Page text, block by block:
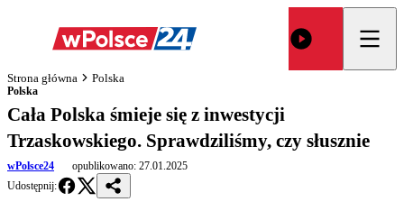
Strona główna Polska
Polska
Cała Polska śmieje się z inwestycji
Trzaskowskiego. Sprawdziliśmy, czy słusznie
wPolsce24 opublikowano: 27.01.2025
Udostępnij: